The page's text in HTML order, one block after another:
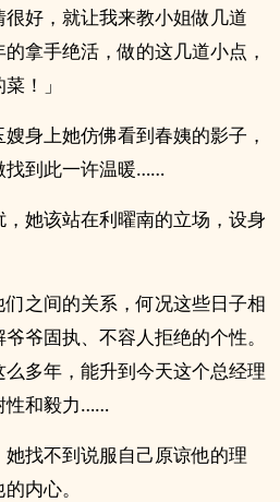
好，就让我来教小姐做几道
拿手绝活，做的这几道小点，
！」
身上她仿佛看到春姨的影子，
找到此一许温暖……
她该站在利曜南的立场，设身
之间的关系，何况这些日子相
爷固执、不容人拒绝的个性。
多年，能升到今天这个总经理
性和毅力……
找不到说服自己原谅他的理
内心。